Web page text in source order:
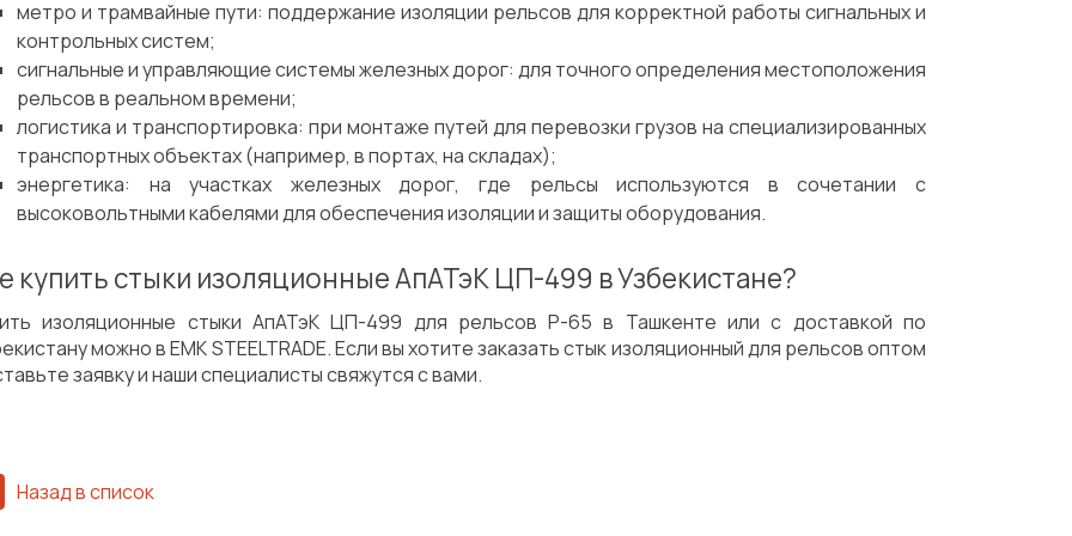
метро и трамвайные пути: поддержание изоляции рельсов для корректной работы сигнальных и
контрольных систем;
сигнальные и управляющие системы железных дорог: для точного определения местоположения
рельсов в реальном времени;
логистика и транспортировка: при монтаже путей для перевозки грузов на специализированных
транспортных объектах (например, в портах, на складах);
энергетика: на участках железных дорог, где рельсы используются в сочетании с
высоковольтными кабелями для обеспечения изоляции и защиты оборудования.
купить стыки изоляционные АпАТэК ЦП-499 в Узбекистане?
изоляционные стыки АпАТэК ЦП-499 для рельсов Р-65 в Ташкенте или с доставкой по
можно в EMK STEELTRADE. Если вы хотите заказать стык изоляционный для рельсов оптом
заявку и наши специалисты свяжутся с вами.
Назад в список